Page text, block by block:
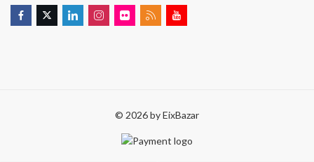
© 2026 byEixBazar